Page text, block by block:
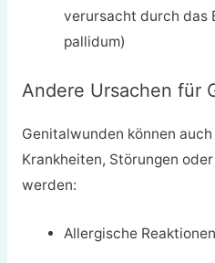
verursacht durch das
pallidum)
Andere Ursachen für
Genitalwunden können
Krankheiten, Störungen
werden:
Allergische Reaktionen